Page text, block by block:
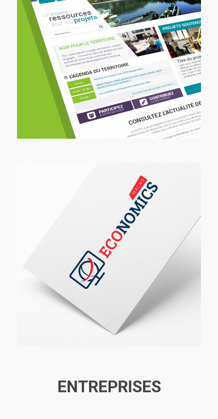
ENTREPRISES